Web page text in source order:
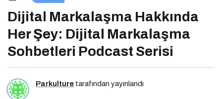
Serisi
Dijital Markalaşma Hakkında
Her Şey: Dijital Markalaşma
Sohbetleri Podcast Serisi
Parkulture tarafından yayınlandı